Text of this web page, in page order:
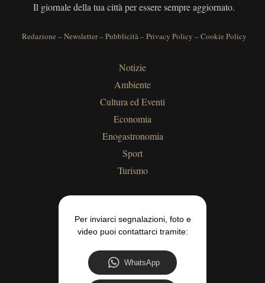
Il giornale della tua città per essere sempre aggiornato.
Redazione –Newsletter–Pubblicità–Privacy Policy –Cookie Policy
Notizie
Ambiente
Cultura ed Eventi
Economia
Enogastronomia
Sport
Turismo
Per inviarci segnalazioni, foto e
video puoi contattarci tramite:
WhatsApp